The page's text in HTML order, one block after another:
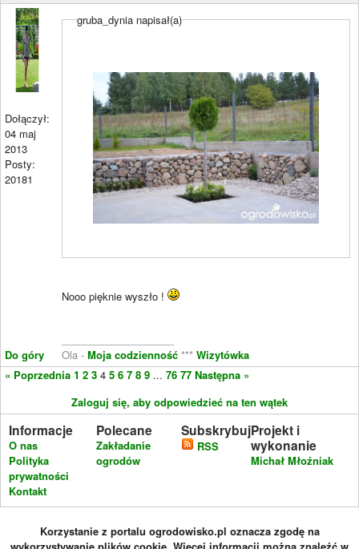
Dołączył:
04 maj
2013
Posty:
20181
Do góry
gruba_dynia napisał(a)
Nooo pięknie wyszło !
Ola - Moja codzienność *** Wizytówka
« Poprzednia 1 2 3 4 5 6 7 8 9 ... 76 77 Następna »
Zaloguj się, aby odpowiedzieć na ten wątek
Informacje
O nas
Polityka
prywatności
Kontakt
Polecane
Zakładanie
ogrodów
Subskrybuj
RSS
Projekt i
wykonanie
Michał Młoźniak
Korzystanie z portalu ogrodowisko.pl oznacza zgodę na